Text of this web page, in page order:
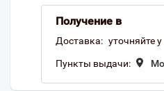
Получение в
Доставка: уточняйте
Пункты выдачи: